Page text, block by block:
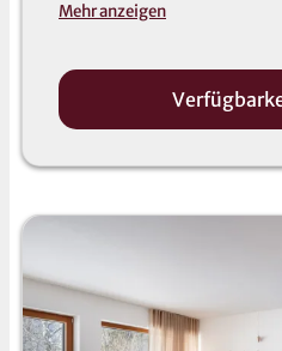
für Kinder).
Mehr anzeigen